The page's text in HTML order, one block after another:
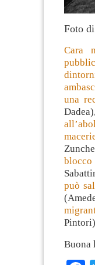
Foto
Cara
una
può
Buona